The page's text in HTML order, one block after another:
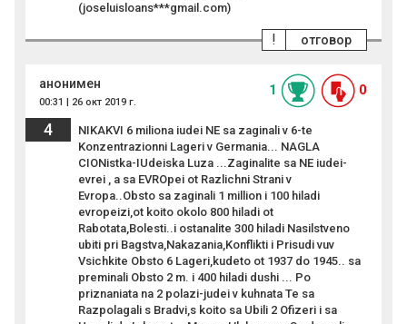
(joseluisloans***gmail.com)
отговор
!
анонимен
00:31 | 26 окт 2019 г.
1 0
4
NIKAKVI 6 miliona iudei NE sa zaginali v 6-te
Konzentrazionni Lageri v Germania... NAGLA
CIONistka-IUdeiska Luza ...Zaginalite sa NE iudei-
evrei , a sa EVROpei ot Razlichni Strani v
Evropa..Obsto sa zaginali 1 million i 100 hiladi
evropeizi,ot koito okolo 800 hiladi ot
Rabotata,Bolesti..i ostanalite 300 hiladi Nasilstveno
ubiti pri Bagstva,Nakazania,Konflikti i Prisudi vuv
Vsichkite Obsto 6 Lageri,kudeto ot 1937 do 1945.. sa
preminali Obsto 2 m. i 400 hiladi dushi ... Po
priznaniata na 2 polazi-judei v kuhnata Te sa
Razpolagali s Bradvi,s koito sa Ubili 2 Ofizeri i sa